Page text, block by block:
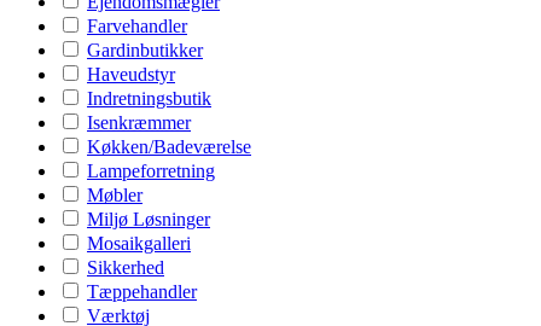
Farvehandler
Gardinbutikker
Haveudstyr
Indretningsbutik
Isenkræmmer
Køkken/Badeværelse
Lampeforretning
Møbler
Miljø Løsninger
Mosaikgalleri
Sikkerhed
Tæppehandler
Værktøj